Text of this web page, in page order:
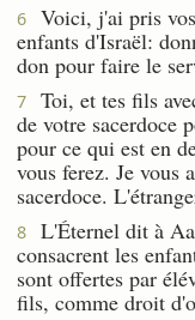
6
Voici, j'ai pris
enfants d'Israël:
don pour faire le
7
Toi, et tes fils
de votre sacerdoce
pour ce qui est en
vous ferez. Je vous
sacerdoce.
8
L'Éternel dit à
consacrent les
sont offertes par
fils, comme droit